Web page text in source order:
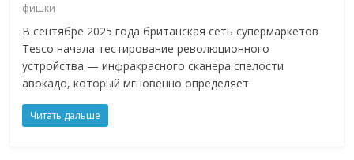
фишки
В сентябре 2025 года британская сеть супермаркетов
Tesco начала тестирование революционного
устройства — инфракрасного сканера спелости
авокадо, который мгновенно определяет
Читать дальше